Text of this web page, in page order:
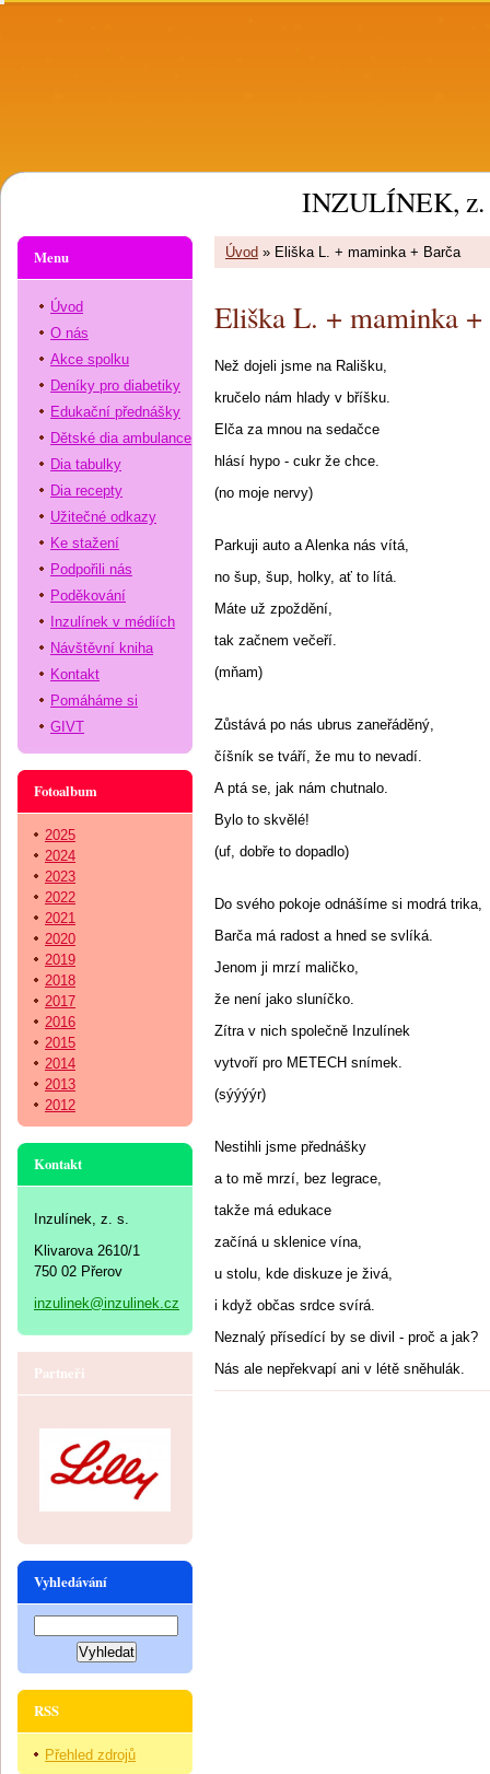
INZULÍNEK, z.
Úvod » Eliška L. + maminka + Barča
Eliška L. + maminka +
Než dojeli jsme na Rališku,
kručelo nám hlady v bříšku.
Elča za mnou na sedačce
hlásí hypo - cukr že chce.
(no moje nervy)
Parkuji auto a Alenka nás vítá,
no šup, šup, holky, ať to lítá.
Máte už zpoždění,
tak začnem večeří.
(mňam)
Zůstává po nás ubrus zaneřáděný,
číšník se tváří, že mu to nevadí.
A ptá se, jak nám chutnalo.
Bylo to skvělé!
(uf, dobře to dopadlo)
Do svého pokoje odnášíme si modrá trika,
Barča má radost a hned se svlíká.
Jenom ji mrzí maličko,
že není jako sluníčko.
Zítra v nich společně Inzulínek
vytvoří pro METECH snímek.
(sýýýýr)
Nestihli jsme přednášky
a to mě mrzí, bez legrace,
takže má edukace
začíná u sklenice vína,
u stolu, kde diskuze je živá,
i když občas srdce svírá.
Neznalý přísedící by se divil - proč a jak?
Nás ale nepřekvapí ani v létě sněhulák.
Menu
Úvod
O nás
Akce spolku
Deníky pro diabetiky
Edukační přednášky
Dětské dia ambulance
Dia tabulky
Dia recepty
Užitečné odkazy
Ke stažení
Podpořili nás
Poděkování
Inzulínek v médiích
Návštěvní kniha
Kontakt
Pomáháme si
GIVT
Fotoalbum
2025
2024
2023
2022
2021
2020
2019
2018
2017
2016
2015
2014
2013
2012
Kontakt
Inzulínek, z. s.
Klivarova 2610/1
750 02 Přerov
inzulinek@inzulinek.cz
Partneři
Vyhledávání
RSS
Přehled zdrojů